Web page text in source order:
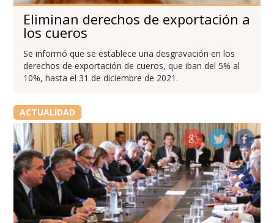
Eliminan derechos de exportación a
los cueros
Se informó que se establece una desgravación en los
derechos de exportación de cueros, que iban del 5% al
10%, hasta el 31 de diciembre de 2021.
ACTUALIDAD